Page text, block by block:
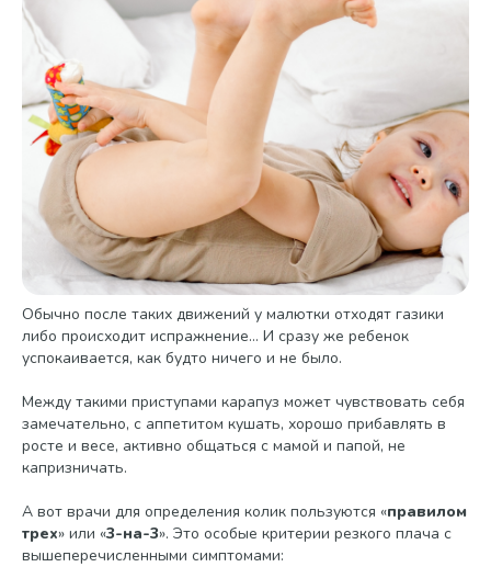
Обычно после таких движений у малютки отходят газики
либо происходит испражнение… И сразу же ребенок
успокаивается, как будто ничего и не было.
Между такими приступами карапуз может чувствовать себя
замечательно, с аппетитом кушать, хорошо прибавлять в
росте и весе, активно общаться с мамой и папой, не
капризничать.
А вот врачи для определения колик пользуются «правилом
трех» или «3-на-3». Это особые критерии резкого плача с
вышеперечисленными симптомами: